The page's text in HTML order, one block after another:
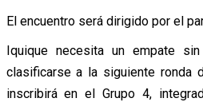
El encuentro será dirigido por el
Iquique necesita un empate
clasificarse a la siguiente ronda
inscribirá en el Grupo 4,